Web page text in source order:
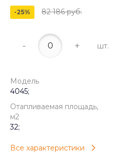
-25% 82 186 руб.
- + шт.
Модель
4045;
Отапливаемая площадь,
м2
32;
Все характеристики